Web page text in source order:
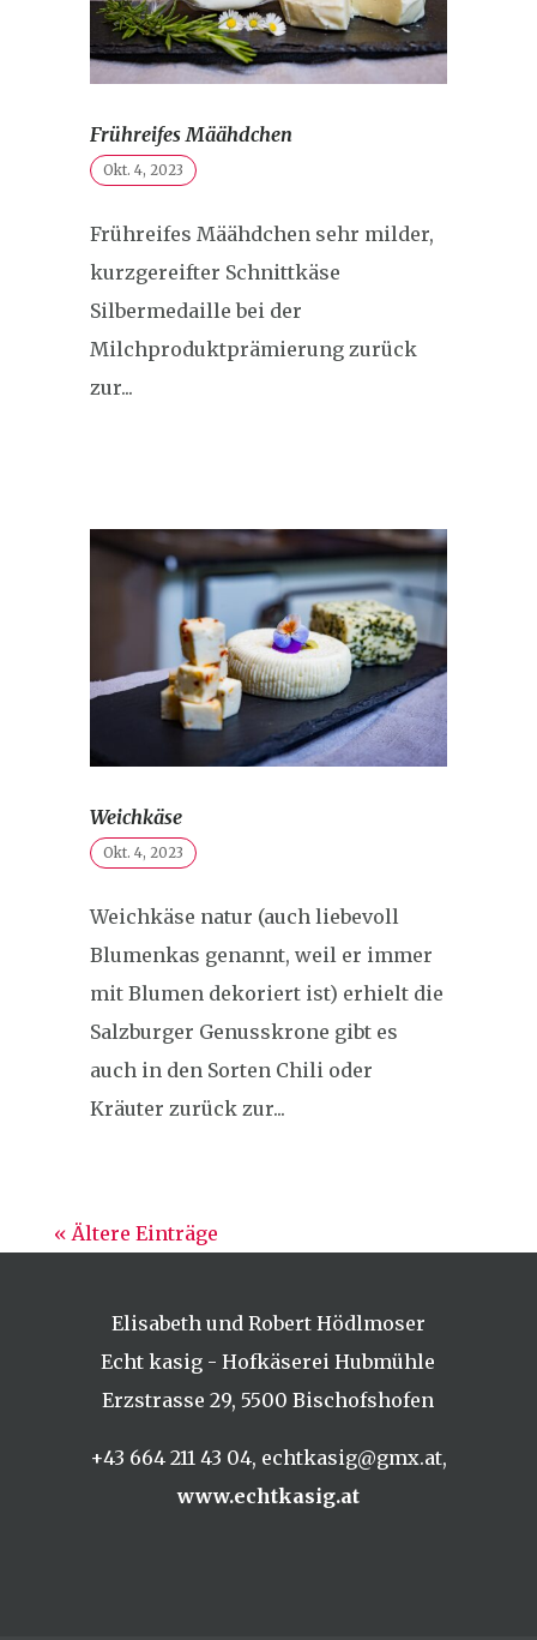
Frühreifes Määhdchen
Okt. 4, 2023
Frühreifes Määhdchen sehr milder,
kurzgereifter Schnittkäse
Silbermedaille bei der
Milchproduktprämierung zurück
zur...
Weichkäse
Okt. 4, 2023
Weichkäse natur (auch liebevoll
Blumenkas genannt, weil er immer
mit Blumen dekoriert ist) erhielt die
Salzburger Genusskrone gibt es
auch in den Sorten Chili oder
Kräuter zurück zur...
« Ältere Einträge
Elisabeth und Robert Hödlmoser
Echt kasig - Hofkäserei Hubmühle
Erzstrasse 29, 5500 Bischofshofen
+43 664 211 43 04, echtkasig@gmx.at,
www.echtkasig.at